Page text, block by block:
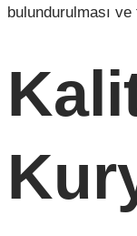
bulundurulması